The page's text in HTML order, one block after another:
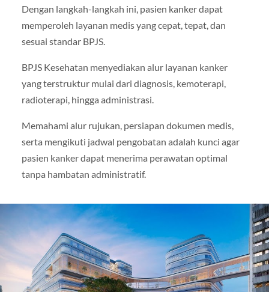
Dengan langkah-langkah ini, pasien kanker dapat
memperoleh layanan medis yang cepat, tepat, dan
sesuai standar BPJS.
BPJS Kesehatan menyediakan alur layanan kanker
yang terstruktur mulai dari diagnosis, kemoterapi,
radioterapi, hingga administrasi.
Memahami alur rujukan, persiapan dokumen medis,
serta mengikuti jadwal pengobatan adalah kunci agar
pasien kanker dapat menerima perawatan optimal
tanpa hambatan administratif.